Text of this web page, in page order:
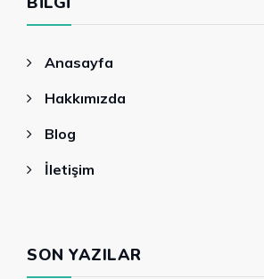
Anasayfa
Hakkımızda
Blog
İletişim
SON YAZILAR